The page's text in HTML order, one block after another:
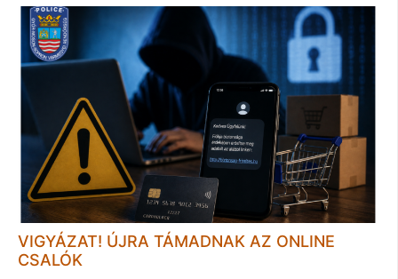
VIGYÁZAT! ÚJRA TÁMADNAK AZ ONLINE
CSALÓK